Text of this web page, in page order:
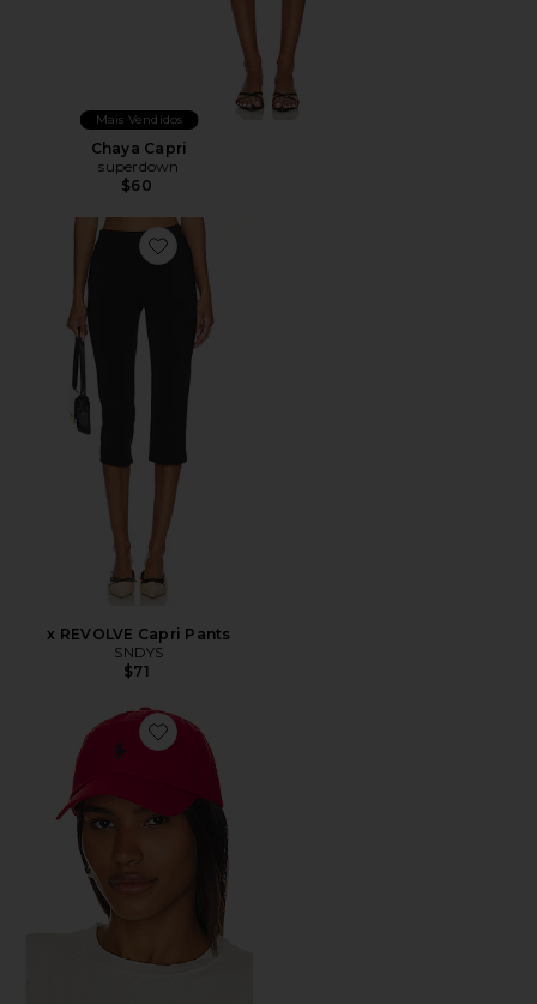
Mais Vendidos
Chaya Capri
superdown
$60
Favorite x REVOLVE Capri Pants
x REVOLVE Capri Pants
SNDYS
$71
Favorite Chino Cap